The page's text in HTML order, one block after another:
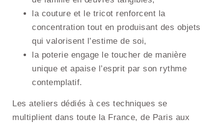
la couture et le tricot renforcent la
concentration tout en produisant des objets
qui valorisent l’estime de soi,
la poterie engage le toucher de manière
unique et apaise l’esprit par son rythme
contemplatif.
Les ateliers dédiés à ces techniques se
multiplient dans toute la France, de Paris aux